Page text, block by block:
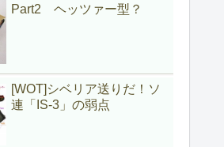
Part2 ヘッツァー型？
[WOT]シベリア送りだ！ソ
連「IS-3」の弱点